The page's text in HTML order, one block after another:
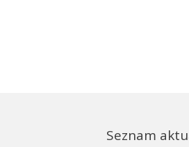
Seznam